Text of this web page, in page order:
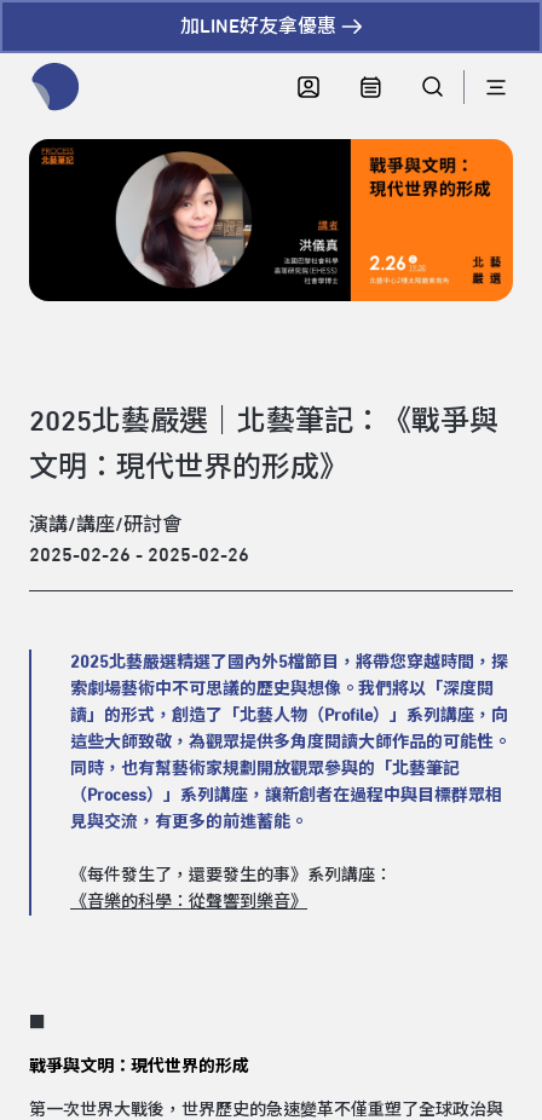
加LINE好友拿優惠
2025北藝嚴選｜北藝筆記：《戰爭與
文明：現代世界的形成》
演講/講座/研討會
2025-02-26 - 2025-02-26
2025北藝嚴選精選了國內外5檔節目，將帶您穿越時間，探
索劇場藝術中不可思議的歷史與想像。我們將以「深度閱
讀」的形式，創造了「北藝人物（Profile）」系列講座，向
這些大師致敬，為觀眾提供多角度閱讀大師作品的可能性。
同時，也有幫藝術家規劃開放觀眾參與的「北藝筆記
（Process）」系列講座，讓新創者在過程中與目標群眾相
見與交流，有更多的前進蓄能。
《每件發生了，還要發生的事》系列講座：
《音樂的科學：從聲響到樂音》
戰爭與文明：現代世界的形成
第一次世界大戰後，世界歷史的急速變革不僅重塑了全球政治與